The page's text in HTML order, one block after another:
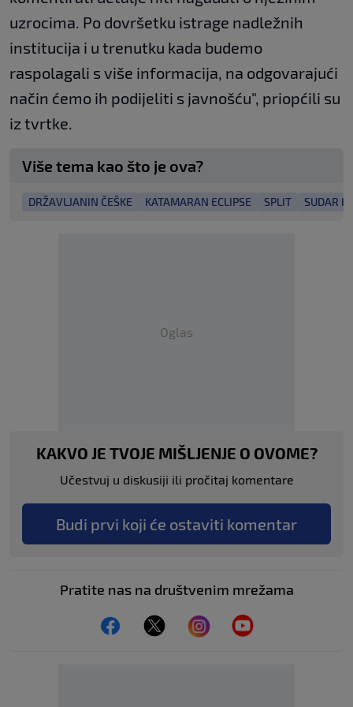
uzrocima. Po dovršetku istrage nadležnih
institucija i u trenutku kada budemo
raspolagali s više informacija, na odgovarajući
način ćemo ih podijeliti s javnošću", priopćili su
iz tvrtke.
Više tema kao što je ova?
DRŽAVLJANIN ČEŠKE KATAMARAN ECLIPSE SPLIT SUDAR
Oglas
KAKVO JE TVOJE MIŠLJENJE O OVOME?
Učestvuj u diskusiji ili pročitaj komentare
Budi prvi koji će ostaviti komentar
Pratite nas na društvenim mrežama